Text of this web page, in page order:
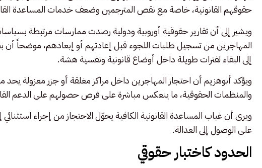
حقوقهم القانونية، خاصة مع نقص المترجمين وضعف خدمات المساعدة
ويشير إلى أن تقارير حقوقية أوروبية ودولية رصدت ممارسات مرتبطة
المهاجرين من تسجيل طلبات اللجوء قبل إعادتهم أو إبعادهم، موضحاً أن
إلى البقاء لفترات طويلة داخل أوضاع قانونية ونفسية هشة.
ويؤكد أبوهزيم أن احتجاز المهاجرين داخل مراكز مغلقة أو جزر معزولة
والمنظمات الحقوقية، ما ينعكس مباشرة على فرص حصولهم على الدعم
ويرى أن غياب المساعدة القانونية الكافية يحوّل الاحتجاز من إجراء
على الوصول إلى العدالة.
الحدود كاختبار حقوقي